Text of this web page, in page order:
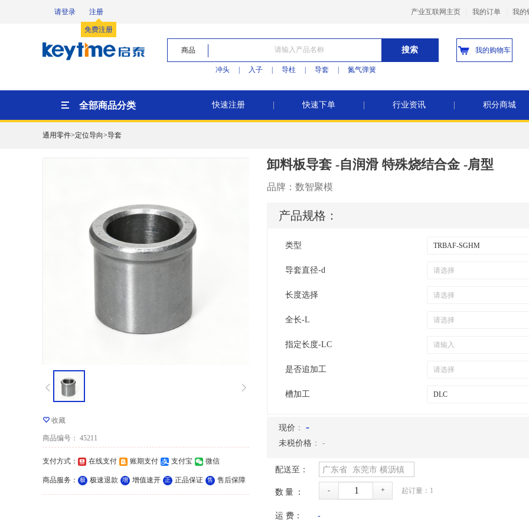
请登录 注册
免费注册
产业互联网主页 我的订单 我的
商品 搜索
冲头 入子 导柱 导套 氮气弹簧
我的购物车
全部商品分类 快速注册 快速下单 行业资讯 积分商城
通用零件>定位导向>导套
收藏
商品编号 ： 45211
支付方式 ： 在线支付 账期支付 支付宝 微信
商品服务 ： 极 极速退款 增 增值速开 正 正品保证 售 售后保障
卸料板导套 -自润滑 特殊烧结合金 -肩型
品牌： 数智聚模
产品规格：
类型
导套直径-d
长度选择
全长-L
指定长度-LC
是否追加工
槽加工
现价 ： -
未税价格 ： -
配送至： 广东省 东莞市 横沥镇
数量： - + 起订量： 1
运 费： -